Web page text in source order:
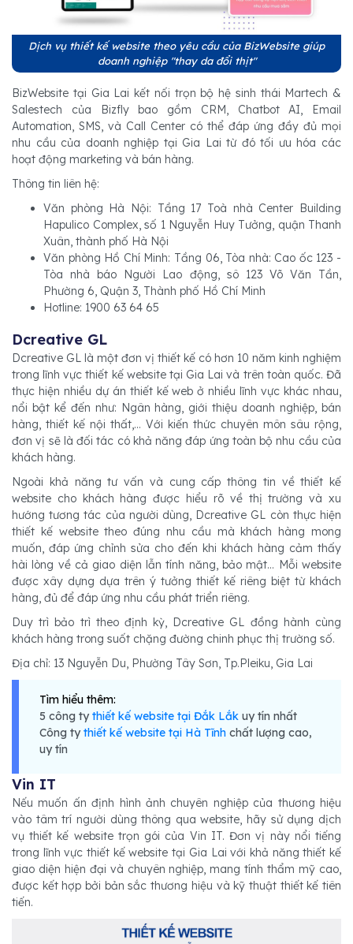
Dịch vụ thiết kế website theo yêu cầu của BizWebsite giúp
doanh nghiệp "thay da đổi thịt"
BizWebsite tại Gia Lai kết nối trọn bộ hệ sinh thái Martech &
Salestech của Bizfly bao gồm CRM, Chatbot AI, Email
Automation, SMS, và Call Center có thể đáp ứng đầy đủ mọi
nhu cầu của doanh nghiệp tại Gia Lai từ đó tối ưu hóa các
hoạt động marketing và bán hàng.
Thông tin liên hệ:
Văn phòng Hà Nội: Tầng 17 Toà nhà Center Building
Hapulico Complex, số 1 Nguyễn Huy Tưởng, quận Thanh
Xuân, thành phố Hà Nội
Văn phòng Hồ Chí Minh: Tầng 06, Tòa nhà: Cao ốc 123 -
Tòa nhà báo Người Lao động, sô 123 Võ Văn Tần,
Phường 6, Quận 3, Thành phố Hồ Chí Minh
Hotline: 1900 63 64 65
Dcreative GL
Dcreative GL là một đơn vị thiết kế có hơn 10 năm kinh nghiệm
trong lĩnh vực thiết kế website tại Gia Lai và trên toàn quốc. Đã
thực hiện nhiều dự án thiết kế web ở nhiều lĩnh vực khác nhau,
nổi bật kể đến như: Ngân hàng, giới thiệu doanh nghiệp, bán
hàng, thiết kế nội thất,... Với kiến thức chuyên môn sâu rộng,
đơn vị sẽ là đối tác có khả năng đáp ứng toàn bộ nhu cầu của
khách hàng.
Ngoài khả năng tư vấn và cung cấp thông tin về thiết kế
website cho khách hàng được hiểu rõ về thị trường và xu
hướng tương tác của người dùng, Dcreative GL còn thực hiện
thiết kế website theo đúng nhu cầu mà khách hàng mong
muốn, đáp ứng chỉnh sửa cho đến khi khách hàng cảm thấy
hài lòng về cả giao diện lẫn tính năng, bảo mật... Mỗi website
được xây dựng dựa trên ý tưởng thiết kế riêng biệt từ khách
hàng, đủ để đáp ứng nhu cầu phát triển riêng.
Duy trì bảo trì theo định kỳ, Dcreative GL đồng hành cùng
khách hàng trong suốt chặng đường chinh phục thị trường số.
Địa chỉ: 13 Nguyễn Du, Phường Tây Sơn, Tp.Pleiku, Gia Lai
Tìm hiểu thêm:
5 công tythiết kế website tại Đắk Lắk uy tín nhất
Công tythiết kế website tại Hà Tĩnh chất lượng cao,
uy tín
Vin IT
Nếu muốn ấn định hình ảnh chuyên nghiệp của thương hiệu
vào tâm trí người dùng thông qua website, hãy sử dụng dịch
vụ thiết kế website trọn gói của Vin IT. Đơn vị này nổi tiếng
trong lĩnh vực thiết kế website tại Gia Lai với khả năng thiết kế
giao diện hiện đại và chuyên nghiệp, mang tính thẩm mỹ cao,
được kết hợp bởi bản sắc thương hiệu và kỹ thuật thiết kế tiên
tiến.